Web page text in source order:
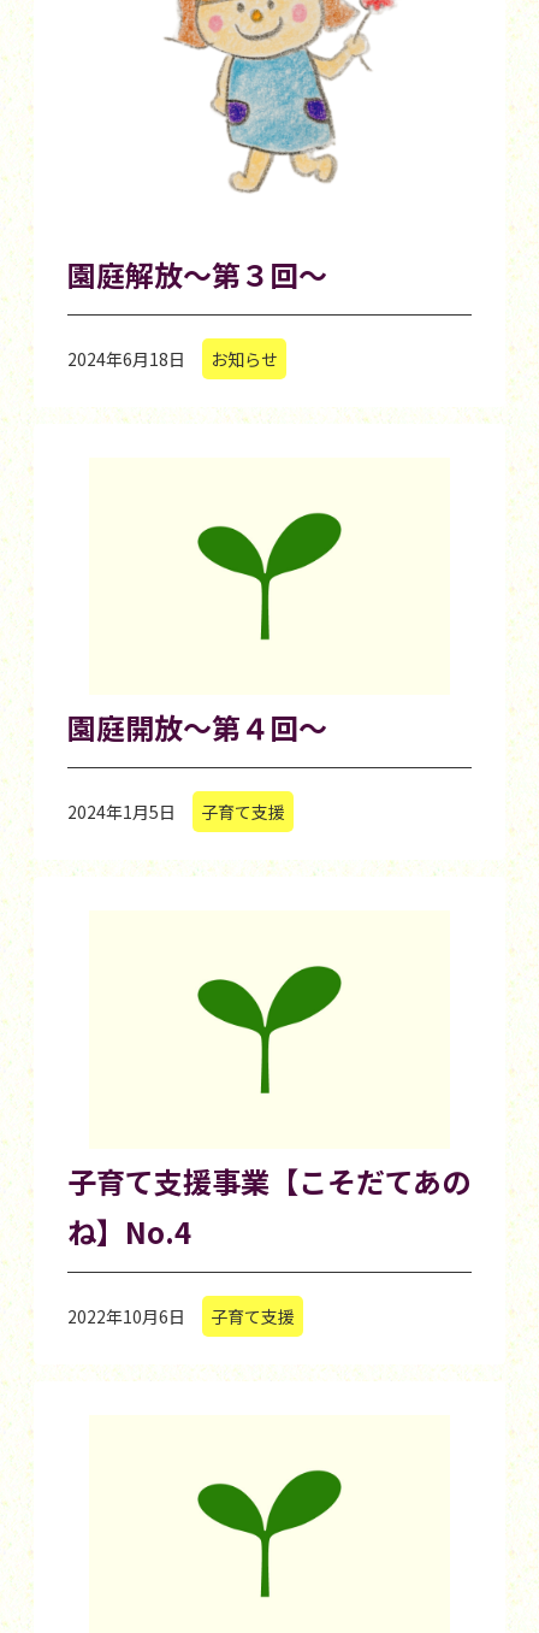
園庭解放～第３回～
2024年6月18日 お知らせ
園庭開放～第４回～
2024年1月5日 子育て支援
子育て支援事業【こそだてあの
ね】No.4
2022年10月6日 子育て支援